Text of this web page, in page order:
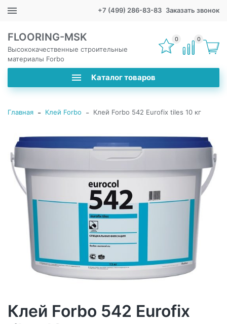
+7 (499) 286-83-83 Заказать звонок
FLOORING-MSK
Высококачественные строительные
материалы Forbo
Каталог товаров
0 0
Главная - Клей Forbo - Клей Forbo 542 Eurofix tiles 10 кг
Клей Forbo 542 Eurofix